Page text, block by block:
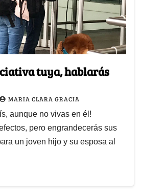
tuya, hablarás
MARIA CLARA GRACIA
aunque no vivas en él!
pero engrandecerás sus
un joven hijo y su esposa al